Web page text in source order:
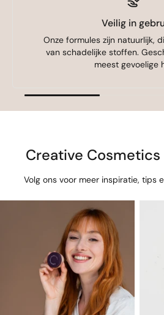
Veilig in
Onze formules zijn natuurlijk,
van schadelijke stoffen.
meest gevoelige
Creative
Volg ons voor meer inspiratie, tips